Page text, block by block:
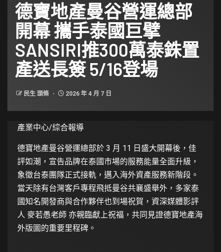
德寶地產曼谷營運總部
開幕 攜手泰國巨擘
SANSIRI推300萬泰銖置
產送長簽 5/16登場
民生 頭條 2026 年 4 月 7 日
產業中心/綜合報導
德寶地產曼谷營運總部於 3 月 11 日盛大開幕後，佳
評如潮，宣告品牌在泰國市場的服務能量全面升級，
象徵台泰團隊正式接軌，邁入海外資產服務新階段。
當天除有台灣客戶專程飛抵曼谷共襄盛舉外，多家泰
國知名開發商與合作夥伴也到場祝賀，資深媒體影評
人 麥若愚老師 亦親臨獻上祝福，共同見證德寶地產海
外版圖的重要里程碑。